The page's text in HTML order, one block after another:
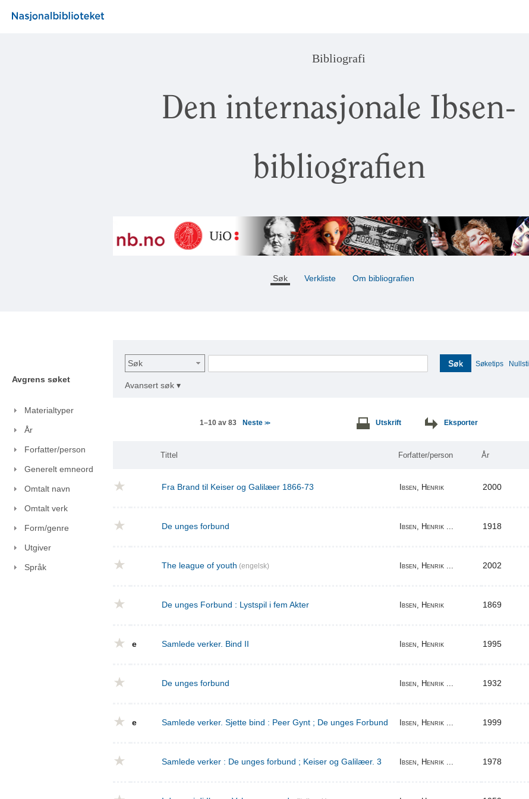
Bibliografi
Den internasjonale Ibsen-
bibliografien
Søk Verkliste Om bibliografien
Avgrens søket
Materialtyper
År
Forfatter/person
Generelt emneord
Omtalt navn
Omtalt verk
Form/genre
Utgiver
Språk
Søk Søk Søketips Nullstill
Avansert søk ▾
1–10 av 83 Neste>> Utskrift Eksporter
Tittel Forfatter/person År
Fra Brand til Keiser og Galilæer 1866-73 Ibsen, Henrik 2000
De unges forbund Ibsen, Henrik ... 1918
The league of youth (engelsk) Ibsen, Henrik ... 2002
De unges Forbund : Lystspil i fem Akter Ibsen, Henrik 1869
e Samlede verker. Bind II Ibsen, Henrik 1995
De unges forbund Ibsen, Henrik ... 1932
e Samlede verker. Sjette bind : Peer Gynt ; De unges Forbund Ibsen, Henrik ... 1999
Samlede verker : De unges forbund ; Keiser og Galilæer. 3 Ibsen, Henrik ... 1978